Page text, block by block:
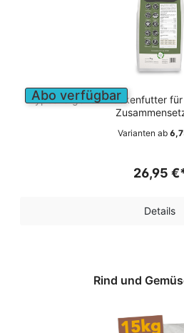
Abo verfügbar
Hypoallergenes Trockenfutter
Varianten ab
26,95
Details